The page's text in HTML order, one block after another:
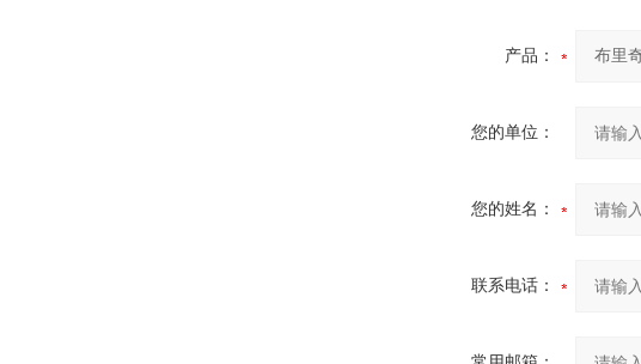
产品：
您的单位：
您的姓名：
联系电话：